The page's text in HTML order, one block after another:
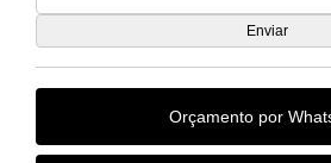
Orçamento por